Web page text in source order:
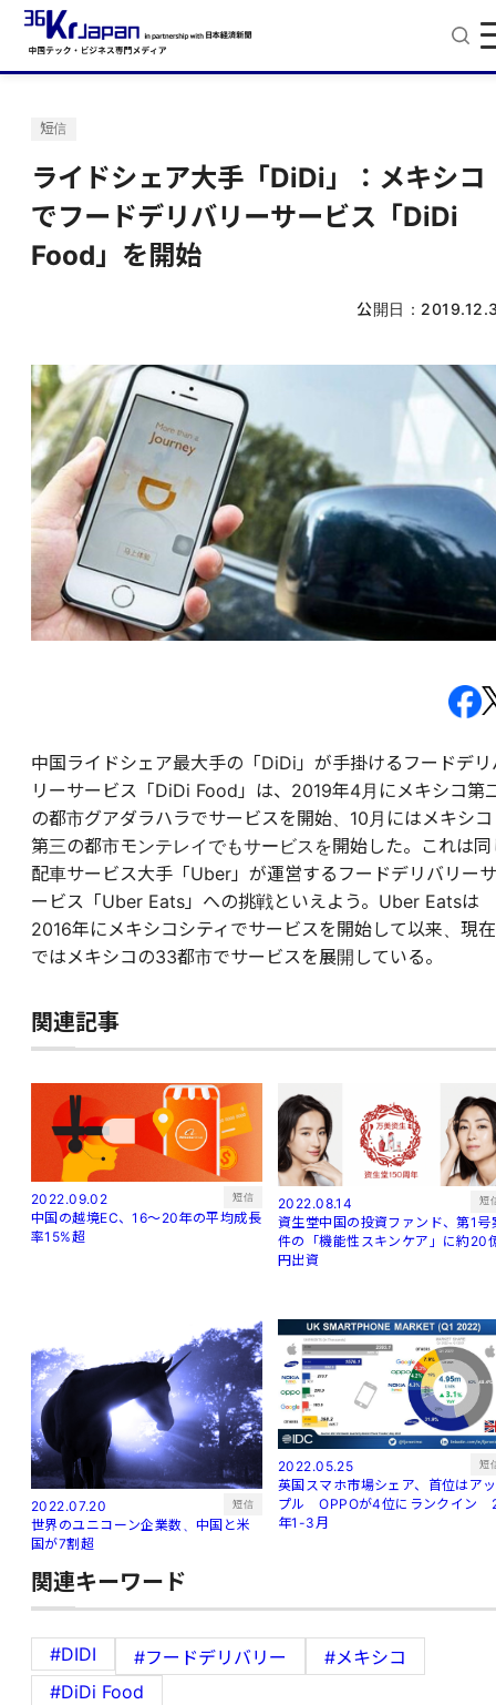
短信
ライドシェア大手「DiDi」：メキシコ
でフードデリバリーサービス「DiDi
Food」を開始
公開日：
中国ライドシェア最大手の「DiDi」が手掛けるフードデリ
リーサービス「DiDi Food」は、2019年4月にメキシコ第
の都市グアダラハラでサービスを開始、10月にはメキシコ
第三の都市モンテレイでもサービスを開始した。これは同
配車サービス大手「Uber」が運営するフードデリバリーサ
ービス「Uber Eats」への挑戦といえよう。Uber Eatsは
2016年にメキシコシティでサービスを開始して以来、現在
ではメキシコの33都市でサービスを展開している。
関連記事
2022.09.02 短信
中国の越境EC、16～20年の平均成長
率15%超
2022.08.14 短
資生堂中国の投資ファンド、第1号
件の「機能性スキンケア」に約20
円出資
2022.07.20 短信
世界のユニコーン企業数、中国と米
国が7割超
2022.05.25 短
英国スマホ市場シェア、首位はアッ
プル OPPOが4位にランクイン
年1-3月
関連キーワード
#DIDI #フードデリバリー
#メキシコ
#DiDi Food